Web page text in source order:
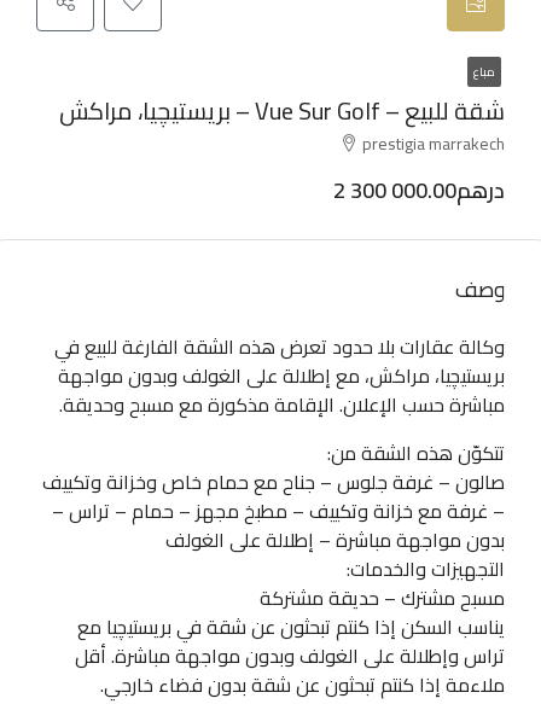
مباع
شقة للبيع – Vue Sur Golf – بريستيچيا، مراكش
prestigia marrakech
2 300 000.00درهم
وصف
وكالة عقارات بلا حدود تعرض هذه الشقة الفارغة للبيع في
بريستيچيا، مراكش، مع إطلالة على الغولف وبدون مواجهة
مباشرة حسب الإعلان. الإقامة مذكورة مع مسبح وحديقة.
تتكوّن هذه الشقة من:
صالون – غرفة جلوس – جناح مع حمام خاص وخزانة وتكييف
– غرفة مع خزانة وتكييف – مطبخ مجهز – حمام – تراس –
بدون مواجهة مباشرة – إطلالة على الغولف
التجهيزات والخدمات:
مسبح مشترك – حديقة مشتركة
يناسب السكن إذا كنتم تبحثون عن شقة في بريستيچيا مع
تراس وإطلالة على الغولف وبدون مواجهة مباشرة. أقل
ملاءمة إذا كنتم تبحثون عن شقة بدون فضاء خارجي.